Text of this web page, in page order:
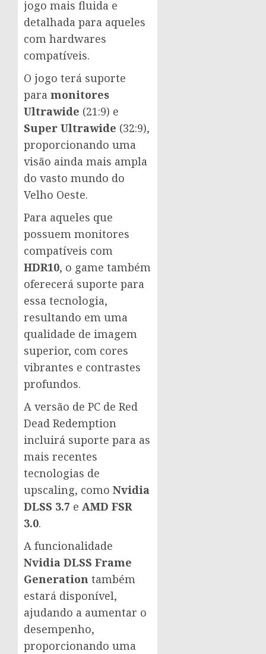
jogo mais fluida e
detalhada para aqueles
com hardwares
compatíveis.
O jogo terá suporte
para monitores
Ultrawide (21:9) e
Super Ultrawide (32:9),
proporcionando uma
visão ainda mais ampla
do vasto mundo do
Velho Oeste.
Para aqueles que
possuem monitores
compatíveis com
HDR10, o game também
oferecerá suporte para
essa tecnologia,
resultando em uma
qualidade de imagem
superior, com cores
vibrantes e contrastes
profundos.
A versão de PC de Red
Dead Redemption
incluirá suporte para as
mais recentes
tecnologias de
upscaling, como Nvidia
DLSS 3.7 e AMD FSR
3.0.
A funcionalidade
Nvidia DLSS Frame
Generation também
estará disponível,
ajudando a aumentar o
desempenho,
proporcionando uma